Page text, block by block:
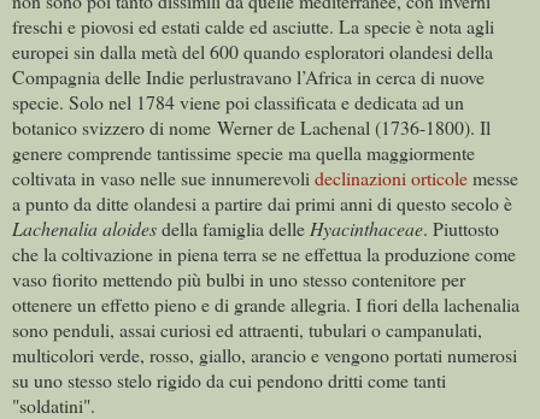
freschi e piovosi ed estati calde ed asciutte. La specie è nota agli
europei sin dalla metà del 600 quando esploratori olandesi della
Compagnia delle Indie perlustravano l’Africa in cerca di nuove
specie. Solo nel 1784 viene poi classificata e dedicata ad un
botanico svizzero di nome Werner de Lachenal (1736-1800). Il
genere comprende tantissime specie ma quella maggiormente
coltivata in vaso nelle sue innumerevoli declinazioni orticolemesse
a punto da ditte olandesi a partire dai primi anni di questo secolo è
Lachenalia aloidesdella famiglia delle Hyacinthaceae. Piuttosto
che la coltivazione in piena terra se ne effettua la produzione come
vaso fiorito mettendo più bulbi in uno stesso contenitore per
ottenere un effetto pieno e di grande allegria. I fiori della lachenalia
sono penduli, assai curiosi ed attraenti, tubulari o campanulati,
multicolori verde, rosso, giallo, arancio e vengono portati numerosi
su uno stesso stelo rigido da cui pendono dritti come tanti
"soldatini".